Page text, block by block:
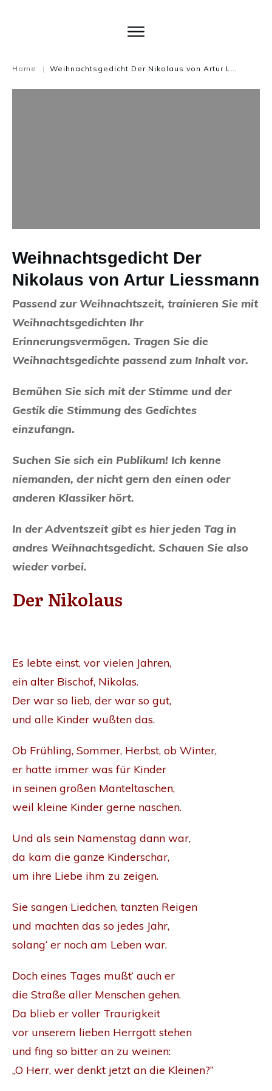
Home |
Weihnachtsgedicht Der
Nikolaus von Artur Liessmann
Passend zur Weihnachtszeit, trainieren Sie mit
Weihnachtsgedichten Ihr
Erinnerungsvermögen. Tragen Sie die
Weihnachtsgedichte passend zum Inhalt vor.
Bemühen Sie sich mit der Stimme und der
Gestik die Stimmung des Gedichtes
einzufangn.
Suchen Sie sich ein Publikum! Ich kenne
niemanden, der nicht gern den einen oder
anderen Klassiker hört.
In der Adventszeit gibt es hier jeden Tag in
andres Weihnachtsgedicht. Schauen Sie also
wieder vorbei.
Der Nikolaus
Es lebte einst, vor vielen Jahren,
ein alter Bischof, Nikolas.
Der war so lieb, der war so gut,
und alle Kinder wußten das.
Ob Frühling, Sommer, Herbst, ob Winter,
er hatte immer was für Kinder
in seinen großen Manteltaschen,
weil kleine Kinder gerne naschen.
Und als sein Namenstag dann war,
da kam die ganze Kinderschar,
um ihre Liebe ihm zu zeigen.
Sie sangen Liedchen, tanzten Reigen
und machten das so jedes Jahr,
solang‘ er noch am Leben war.
Doch eines Tages mußt‘ auch er
die Straße aller Menschen gehen.
Da blieb er voller Traurigkeit
vor unserem lieben Herrgott stehen
und fing so bitter an zu weinen:
„O Herr, wer denkt jetzt an die Kleinen?“